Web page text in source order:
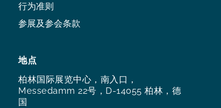
地点
柏林国际展览中心，南入口，
Messedamm 22号，D-14055 柏林，德
国
行为准则
参展及参会条款